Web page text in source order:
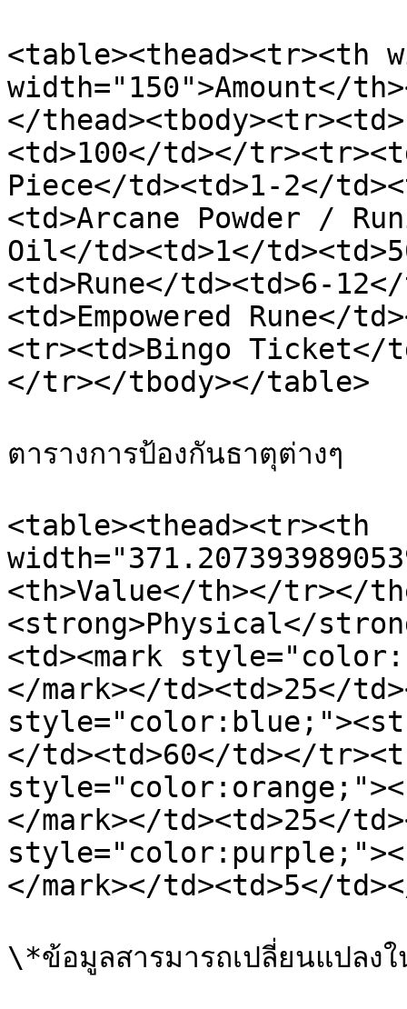
<table><thead><tr><th
width="150">Amount</
</
<td>100</td></
Piece</td><td>1-2</
<td>Arcane Powder /
Oil</td><td>1</
<td>Rune</td><td>6-
<td>Empowered Rune</
<tr><td>Bingo Ticket</
</tr></tbody></table>
ตารางการป้องกันธาตุต่างๆ
<table><thead><tr><th
<th>Value</th></tr></
<strong>Physical</
<td><mark
</mark></td><td>25</
</td><td>60</td></
</mark></td><td>25</
</mark></td><td>5</